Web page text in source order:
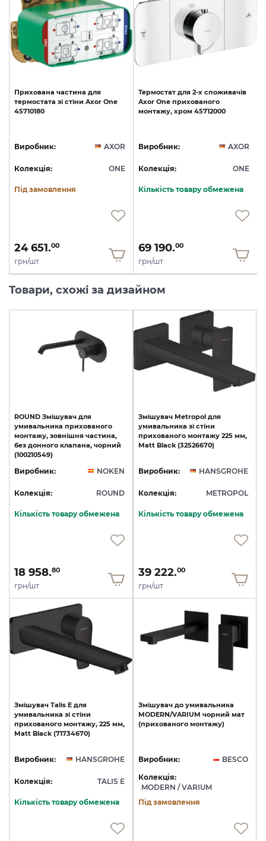
Прихована частина для
термостата зі стіни Axor One
45710180
Виробник: AXOR
Колекція: ONE
Під замовлення
24 651.00
грн/шт
Термостат для 2-х споживачів
Axor One прихованого
монтажу, хром 45712000
Виробник: AXOR
Колекція: ONE
Кількість товару обмежена
69 190.00
грн/шт
Товари, схожі за дизайном
ROUND Змішувач для
умивальника прихованого
монтажу, зовнішня частина,
без донного клапана, чорний
(100210549)
Виробник: NOKEN
Колекція: ROUND
Кількість товару обмежена
18 958.80
грн/шт
Змішувач Metropol для
умивальника зі стіни
прихованого монтажу 225 мм,
Matt Black (32526670)
Виробник: HANSGROHE
Колекція: METROPOL
Кількість товару обмежена
39 222.00
грн/шт
Змішувач Talis E для
умивальника зі стіни
прихованого монтажу, 225 мм,
Matt Black (71734670)
Виробник: HANSGROHE
Колекція: TALIS E
Кількість товару обмежена
Змішувач до умивальника
MODERN/VARIUM чорний мат
(прихованого монтажу)
Виробник:
BESCO
Колекція:
MODERN / VARIUM
Під замовлення